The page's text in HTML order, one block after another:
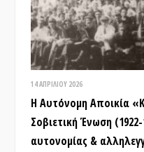
14 ΑΠΡΙΛΊΟΥ 2026
Η Αυτόνομη Αποικία
Σοβιετική Ένωση
αυτονομίας &